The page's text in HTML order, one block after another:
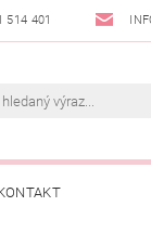
514 401